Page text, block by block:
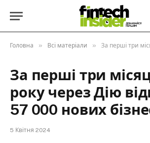
Головна » Всі матеріали » За перші три місяці цього року
За перші три
року через Дію
57 000 нових
5 Квітня 2024